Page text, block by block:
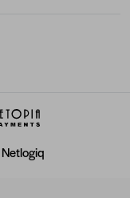
Netlogiq